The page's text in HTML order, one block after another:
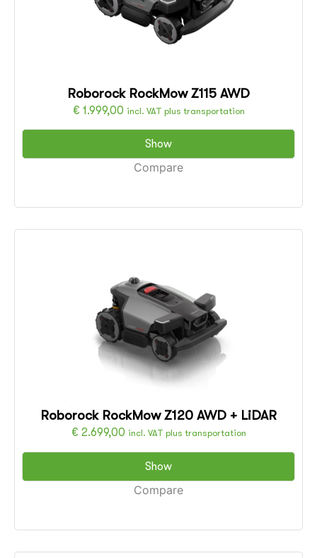
Roborock RockMow Z115 AWD
€ 1.999,00 incl. VAT plus transportation
Show
Compare
Roborock RockMow Z120 AWD + LiDAR
€ 2.699,00 incl. VAT plus transportation
Show
Compare